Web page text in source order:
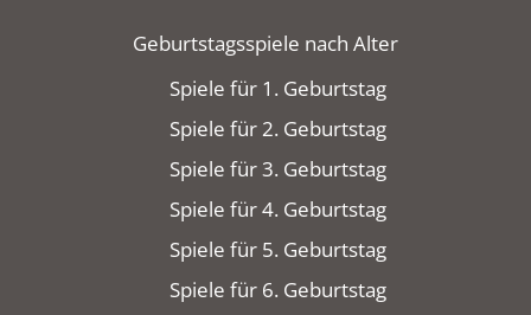
Geburtstagsspiele nach Alter
Spiele für 1. Geburtstag
Spiele für 2. Geburtstag
Spiele für 3. Geburtstag
Spiele für 4. Geburtstag
Spiele für 5. Geburtstag
Spiele für 6. Geburtstag